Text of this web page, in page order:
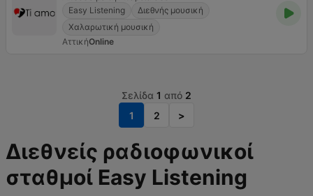
Easy Listening
Διεθνής μουσική
Χαλαρωτική μουσική
ΑττικήOnline
Σελίδα 1 από 2
1
2 >
Διεθνείς ραδιοφωνικοί
σταθμοί Easy Listening